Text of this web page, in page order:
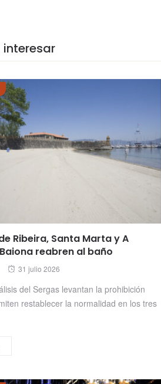
interesar
Ribeira, Santa Marta y A
reabren al baño
Posted
31 julio 2026
del Sergas levantan la prohibición
restablecer la normalidad en los tres